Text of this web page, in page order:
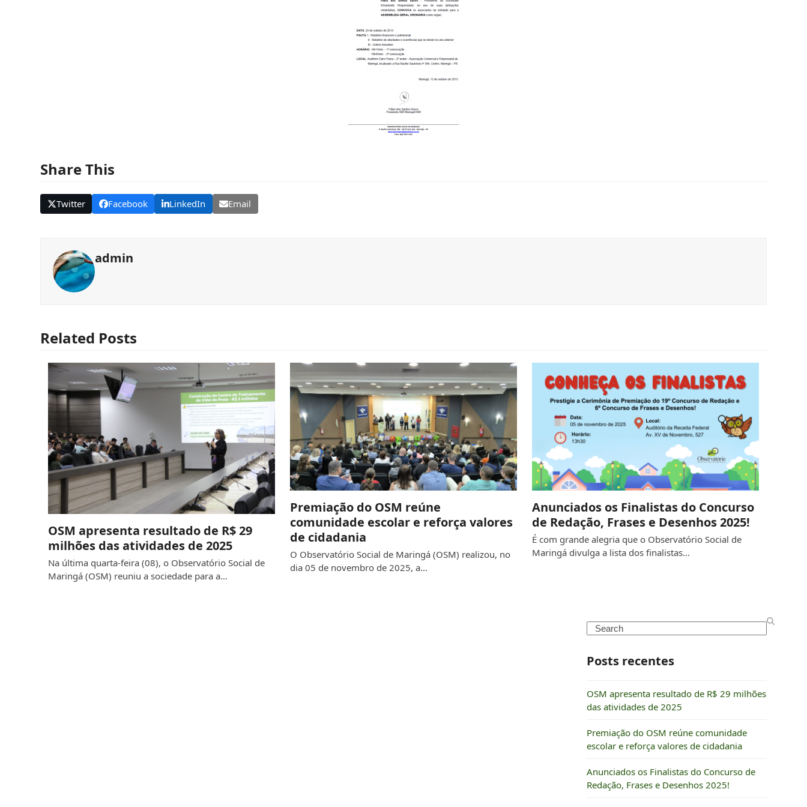
Share This
Twitter Facebook LinkedIn Email
admin
Related Posts
OSM apresenta resultado de R$ 29
milhões das atividades de 2025
Na última quarta-feira (08), o Observatório Social de
Maringá (OSM) reuniu a sociedade para a…
Premiação do OSM reúne
comunidade escolar e reforça valores
de cidadania
O Observatório Social de Maringá (OSM) realizou, no
dia 05 de novembro de 2025, a…
Anunciados os Finalistas do Concurso
de Redação, Frases e Desenhos 2025!
É com grande alegria que o Observatório Social de
Maringá divulga a lista dos finalistas…
Search
Posts recentes
OSM apresenta resultado de R$ 29 milhões
das atividades de 2025
Premiação do OSM reúne comunidade
escolar e reforça valores de cidadania
Anunciados os Finalistas do Concurso de
Redação, Frases e Desenhos 2025!